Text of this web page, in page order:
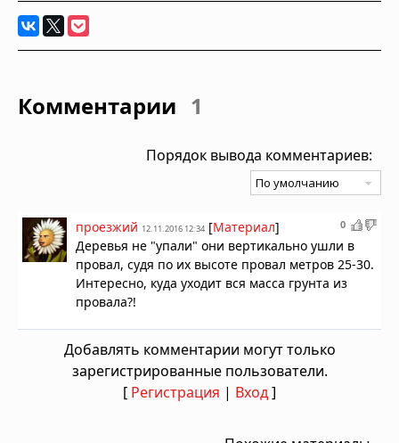
Комментарии 1
Порядок вывода комментариев:
0
проезжий 12.11.2016 12:34 [Материал]
Деревья не "упали" они вертикально ушли в
провал, судя по их высоте провал метров 25-30.
Интересно, куда уходит вся масса грунта из
провала?!
Добавлять комментарии могут только
зарегистрированные пользователи.
[ Регистрация | Вход]